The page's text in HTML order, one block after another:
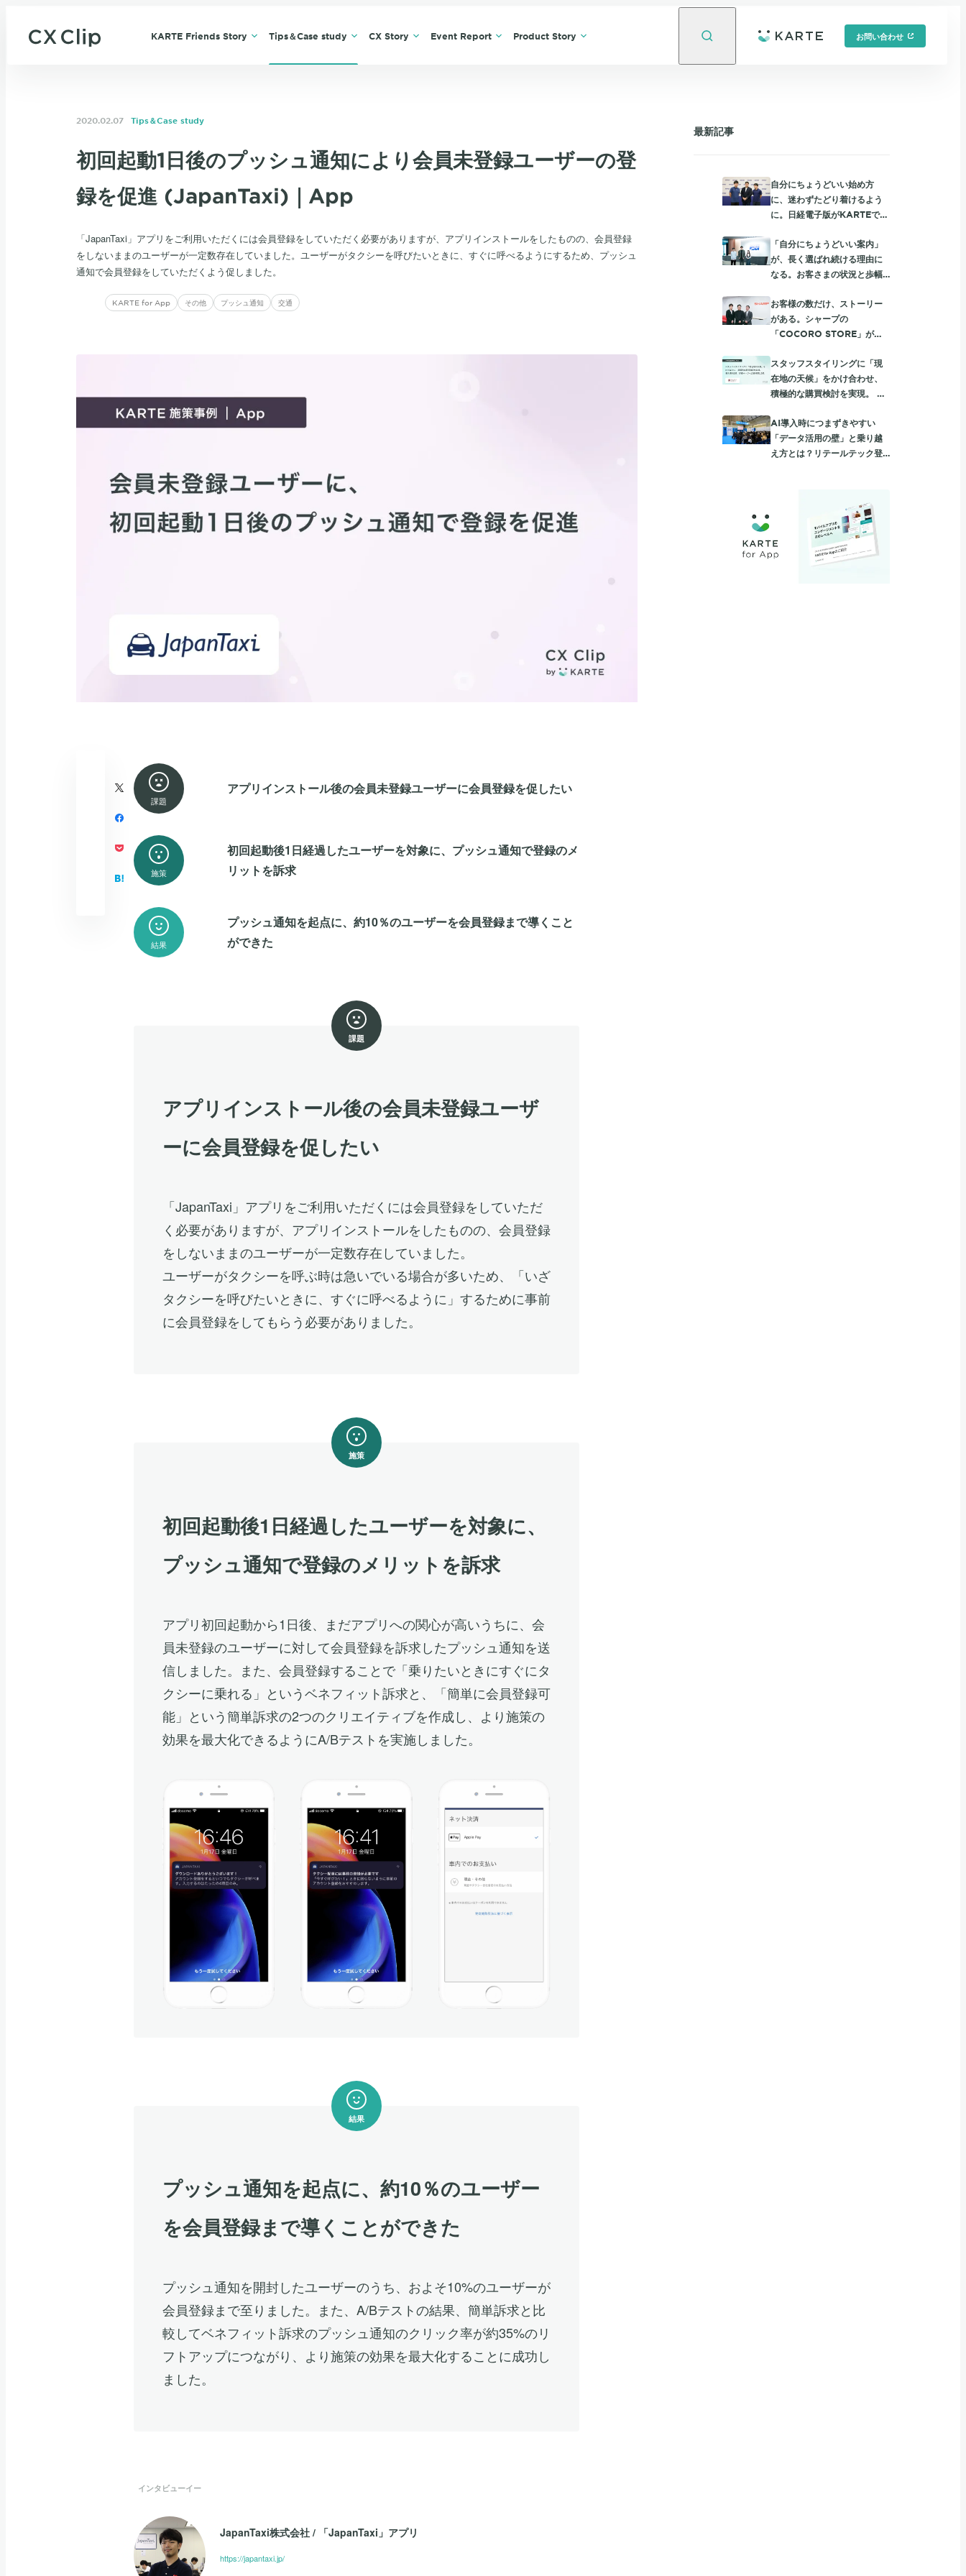
KARTE Friends Story Tips＆Case study CX Story Event Report Product Story お問い合わせ
2020.02.07 Tips＆Case study
初回起動1日後のプッシュ通知により会員未登録ユーザーの登
録を促進 (JapanTaxi)｜App
「JapanTaxi」アプリをご利用いただくには会員登録をしていただく必要がありますが、アプリインストールをしたものの、会員登録
をしないままのユーザーが一定数存在していました。ユーザーがタクシーを呼びたいときに、すぐに呼べるようにするため、プッシュ
通知で会員登録をしていただくよう促しました。
KARTE for App その他 プッシュ通知 交通
課題
アプリインストール後の会員未登録ユーザーに会員登録を促したい
施策
初回起動後1日経過したユーザーを対象に、プッシュ通知で登録のメ
リットを訴求
結果
プッシュ通知を起点に、約10％のユーザーを会員登録まで導くこと
ができた
課題
アプリインストール後の会員未登録ユーザ
ーに会員登録を促したい
「JapanTaxi」アプリをご利用いただくには会員登録をしていただ
く必要がありますが、アプリインストールをしたものの、会員登録
をしないままのユーザーが一定数存在していました。
ユーザーがタクシーを呼ぶ時は急いでいる場合が多いため、「いざ
タクシーを呼びたいときに、すぐに呼べるように」するために事前
に会員登録をしてもらう必要がありました。
施策
初回起動後1日経過したユーザーを対象に、
プッシュ通知で登録のメリットを訴求
アプリ初回起動から1日後、まだアプリへの関心が高いうちに、会
員未登録のユーザーに対して会員登録を訴求したプッシュ通知を送
信しました。また、会員登録することで「乗りたいときにすぐにタ
クシーに乗れる」というベネフィット訴求と、「簡単に会員登録可
能」という簡単訴求の2つのクリエイティブを作成し、より施策の
効果を最大化できるようにA/Bテストを実施しました。
結果
プッシュ通知を起点に、約10％のユーザー
を会員登録まで導くことができた
プッシュ通知を開封したユーザーのうち、およそ10%のユーザーが
会員登録まで至りました。また、A/Bテストの結果、簡単訴求と比
較してベネフィット訴求のプッシュ通知のクリック率が約35%のリ
フトアップにつながり、より施策の効果を最大化することに成功し
ました。
インタビューイー
JapanTaxi株式会社 / 「JapanTaxi」アプリ
https://japantaxi.jp/
最新記事
自分にちょうどいい始め方
に、迷わずたどり着けるよう
に。日経電子版がKARTEで実
線
「自分にちょうどいい案内」
が、長く選ばれ続ける理由に
なる。お客さまの状況と歩幅
「おトク」が膨らむ体験設計
お客様の数だけ、ストーリー
がある。シャープの
「COCORO STORE」が
に向き合う顧客体験
スタッフスタイリングに「現
在地の天候」をかけ合わせ、
積極的な購買検討を実現。 購
移率1.3倍に。
AI導入時につまずきやすい
「データ活用の壁」と乗り越
え方とは？リテールテック登